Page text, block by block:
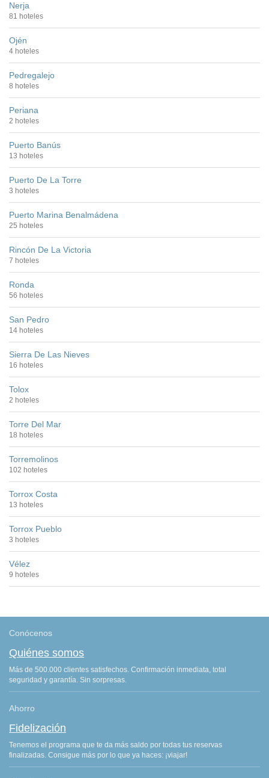
Nerja
81 hoteles
Ojén
4 hoteles
Pedregalejo
8 hoteles
Periana
2 hoteles
Puerto Banús
13 hoteles
Puerto De La Torre
3 hoteles
Puerto Marina Benalmádena
25 hoteles
Rincón De La Victoria
7 hoteles
Ronda
56 hoteles
San Pedro
14 hoteles
Sierra De Las Nieves
16 hoteles
Tolox
2 hoteles
Torre Del Mar
18 hoteles
Torremolinos
102 hoteles
Torrox Costa
13 hoteles
Torrox Pueblo
3 hoteles
Vélez
9 hoteles
Conócenos
Quiénes somos
Más de 500.000 clientes satisfechos. Confirmación inmediata, total
seguridad y garantía. Sin sorpresas.
Ahorro
Fidelización
Tenemos el programa que te da más saldo por todas tus reservas
finalizadas. Consigue más por lo que ya haces: ¡viajar!